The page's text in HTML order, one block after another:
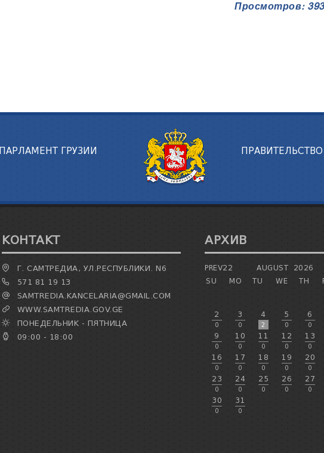
Просмотров:
ПАРЛАМЕНТ ГРУЗИИ ПРАВИТЕЛЬСТВО
КОНТАКТ
Г. САМТРЕДИА, УЛ.РЕСПУБЛИКИ. N6
571 81 19 13
SAMTREDIA.KANCELARIA@GMAIL.COM
WWW.SAMTREDIA.GOV.GE
ПОНЕДЕЛЬНИК - ПЯТНИЦА
09:00 - 18:00
АРХИВ
PREV22 AUGUST
2026
SU
MO TU WE TH
2
0
3
0
4
2
5
0
6
0
9
0
10
0
11
0
12
0
13
0
16
0
17
0
18
0
19
0
20
0
23
0
24
0
25
0
26
0
27
0
30
0
31
0